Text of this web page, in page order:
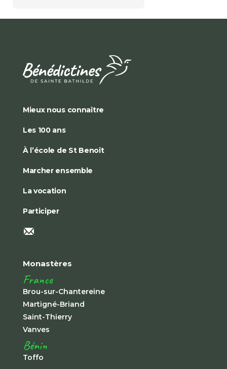
Mieux nous connaître
Les 100 ans
À l’école de St Benoît
Marcher ensemble
La vocation
Participer
Monastères
France
Brou-sur-Chantereine
Martigné-Briand
Saint-Thierry
Vanves
Bénin
Toffo